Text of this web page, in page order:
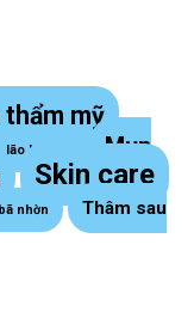
thẩm mỹ
lão hoá da
Mụn
Skin care
nhờn
Thâm sau